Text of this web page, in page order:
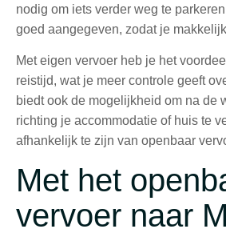
nodig om iets verder weg te
goed aangegeven, zodat je
Met eigen vervoer heb je het
reistijd, wat je meer controle geeft
biedt ook de mogelijkheid om na de
richting je accommodatie of huis te
afhankelijk te zijn van openbaar
Met het
vervoer naar